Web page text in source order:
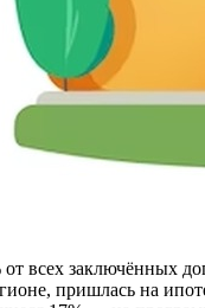
от всех заключённых
пришлась на